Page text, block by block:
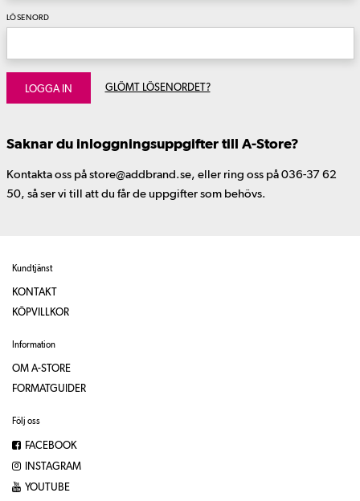
LÖSENORD
LOGGA IN GLÖMT LÖSENORDET?
Saknar du inloggningsuppgifter till A-Store?
Kontakta oss på store@addbrand.se, eller ring oss på 036-37 62
50, så ser vi till att du får de uppgifter som behövs.
Kundtjänst
KONTAKT
KÖPVILLKOR
Information
OM A-STORE
FORMATGUIDER
Följ oss
FACEBOOK
INSTAGRAM
YOUTUBE